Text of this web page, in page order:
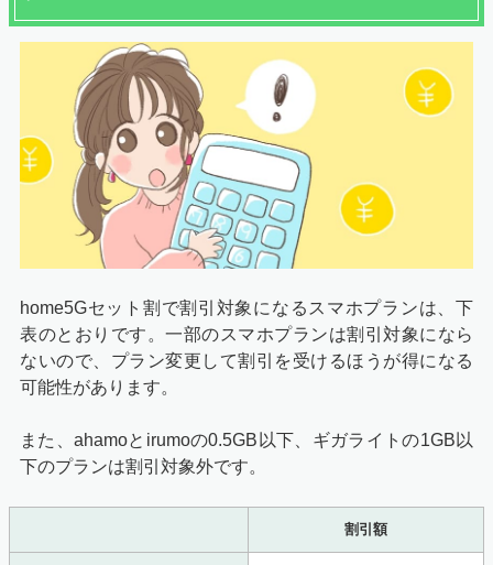
home5Gセット割で割引対象になるスマホプランは、下
表のとおりです。一部のスマホプランは割引対象になら
ないので、プラン変更して割引を受けるほうが得になる
可能性があります。
また、ahamoとirumoの0.5GB以下、ギガライトの1GB以
下のプランは割引対象外です。
割引額